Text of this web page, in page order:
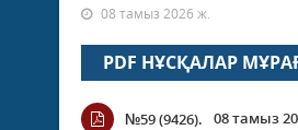
08 тамыз 2026 ж.
PDF НҰСҚАЛАР
№59 (9426). 08 тамыз